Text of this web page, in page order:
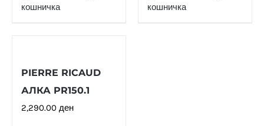
кошничка
кошничка
PIERRE RICAUD
АЛКА PR150.1
2,290.00 ден